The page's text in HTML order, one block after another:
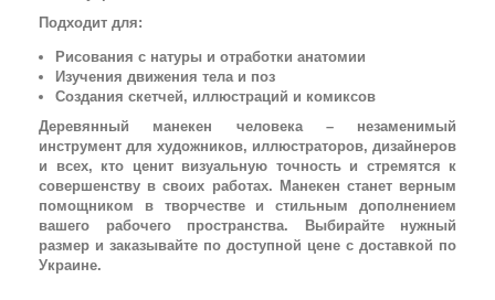
Подходит для:
Рисования с натуры и отработки анатомии
Изучения движения тела и поз
Создания скетчей, иллюстраций и комиксов
Деревянный манекен человека – незаменимый
инструмент для художников, иллюстраторов, дизайнеров
и всех, кто ценит визуальную точность и стремятся к
совершенству в своих работах. Манекен станет верным
помощником в творчестве и стильным дополнением
вашего рабочего пространства. Выбирайте нужный
размер и заказывайте по доступной цене с доставкой по
Украине.